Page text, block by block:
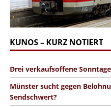
KUNOS – KURZ NOTIERT
Drei verkaufsoffene
Münster sucht gegen
Sendschwert?